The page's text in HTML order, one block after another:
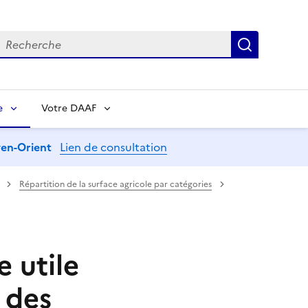
Votre DAAF
Orient Lien de consultation
Répartition de la surface agricole par catégories
utile